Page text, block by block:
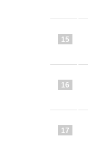
15
16
17